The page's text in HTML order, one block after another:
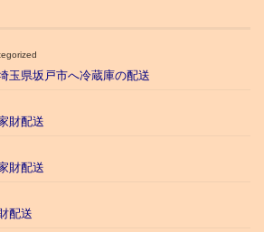
玉県坂戸市へ冷蔵庫の配送
財配送
財配送
配送